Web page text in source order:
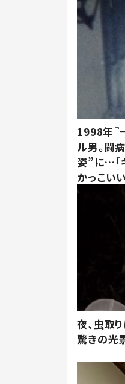
1998年『
ル男。闘
姿”に…「
かっこい
夜、虫取
驚きの光